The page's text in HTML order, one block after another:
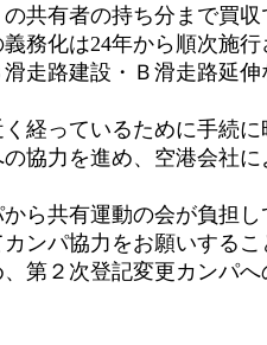
共有者の持ち分まで買収
務化は24年から順次施行
路建設・Ｂ滑走路延伸
っているために手続に
協力を進め、空港会社に
共有運動の会が負担し
ンパ協力をお願いするこ
第２次登記変更カンパへ